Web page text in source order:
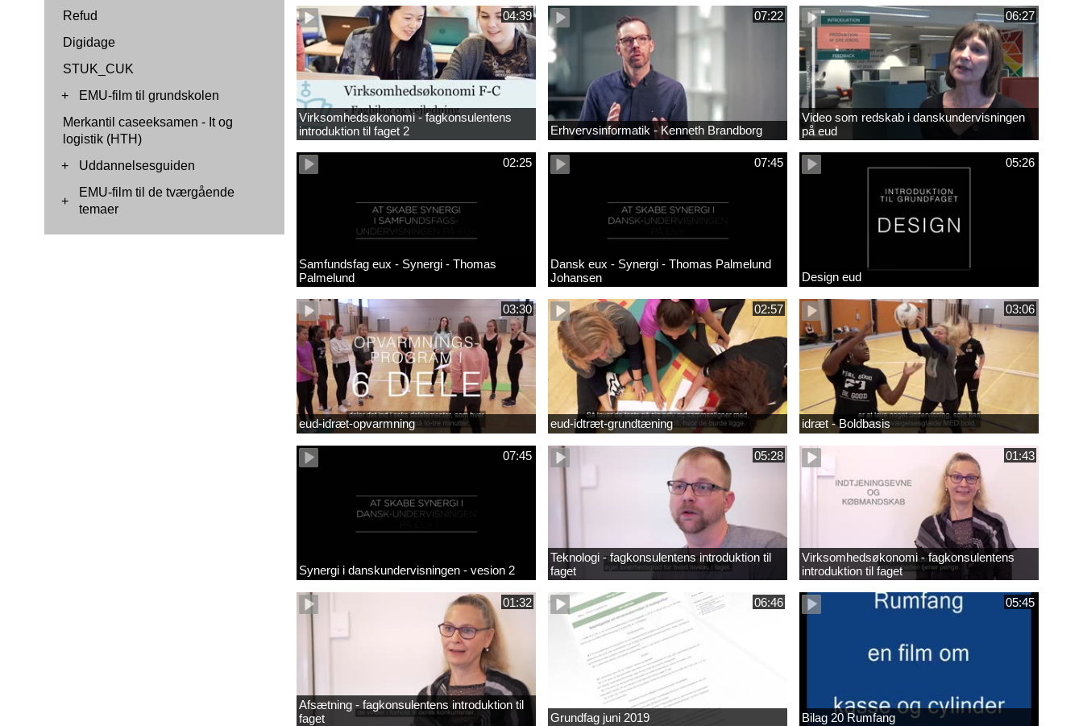
Refud
Digidage
STUK_CUK
+
EMU-film til grundskolen
Merkantil caseeksamen - It og
logistik (HTH)
+
Uddannelsesguiden
+
EMU-film til de tværgående
temaer
04:39
Virksomhedsøkonomi - fagkonsulentens
introduktion til faget 2
07:22
Erhvervsinformatik - Kenneth Brandborg
06:27
Video som redskab i danskundervisningen
på eud
02:25
Samfundsfag eux - Synergi - Thomas
Palmelund
07:45
Dansk eux - Synergi - Thomas Palmelund
Johansen
05:26
Design eud
03:30
eud-idræt-opvarmning
02:57
eud-idtræt-grundtæning
03:06
idræt - Boldbasis
07:45
Synergi i danskundervisningen - vesion 2
05:28
Teknologi - fagkonsulentens introduktion til
faget
01:43
Virksomhedsøkonomi - fagkonsulentens
introduktion til faget
01:32
Afsætning - fagkonsulentens introduktion til
faget
06:46
Grundfag juni 2019
05:45
Bilag 20 Rumfang